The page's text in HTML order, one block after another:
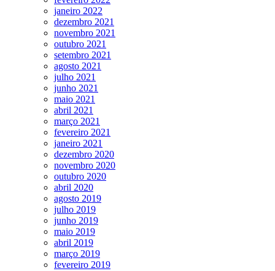
janeiro 2022
dezembro 2021
novembro 2021
outubro 2021
setembro 2021
agosto 2021
julho 2021
junho 2021
maio 2021
abril 2021
março 2021
fevereiro 2021
janeiro 2021
dezembro 2020
novembro 2020
outubro 2020
abril 2020
agosto 2019
julho 2019
junho 2019
maio 2019
abril 2019
março 2019
fevereiro 2019